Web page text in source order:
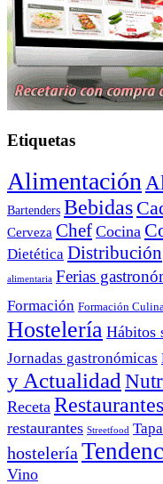
Etiquetas
Alimentación
Bartenders Bebidas
Cerveza Chef Cocina
Dietética Distribución
alimentaria Ferias
Formación Formación
Hostelería Hábitos
Jornadas gastronómicas
y Actualidad
Receta Restaurantes
restaurantes Streetfood
hostelería
Vino